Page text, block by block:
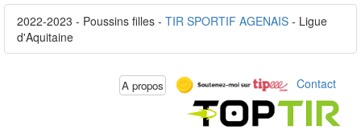
2022-2023 - Poussins filles - TIR SPORTIF AGENAIS - Ligue
d'Aquitaine
A propos Contact